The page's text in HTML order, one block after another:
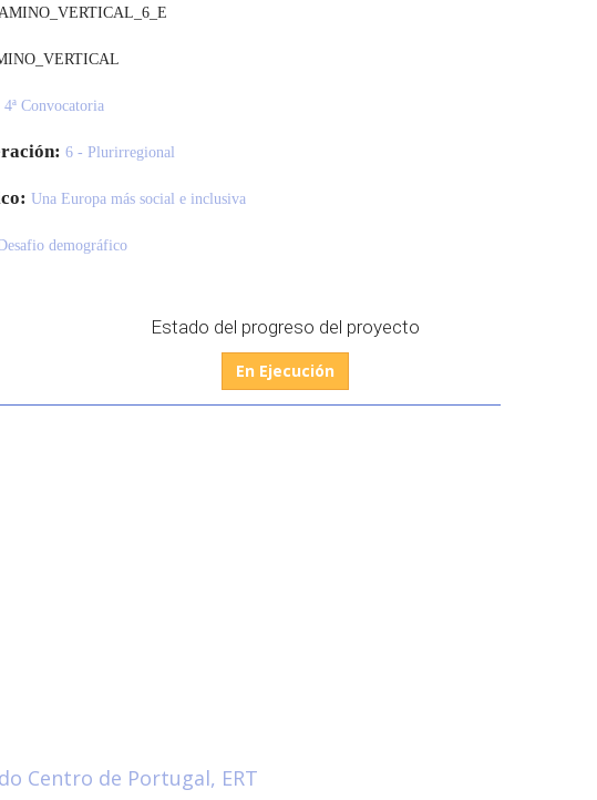
4ª Convocatoria
6 - Plurirregional
Una Europa más social e inclusiva
demográfico
Estado del progreso del proyecto
En Ejecución
Centro de Portugal, ERT